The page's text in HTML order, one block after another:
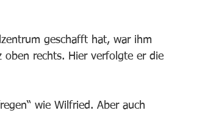
geschafft hat, war ihm
oben rechts. Hier verfolgte er die
wie Wilfried. Aber auch